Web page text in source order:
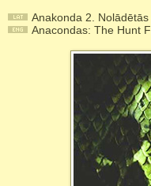
Anakonda 2.
Anacondas: The Hunt